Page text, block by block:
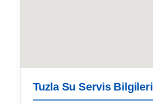
Tuzla Su Servis Bilgileri